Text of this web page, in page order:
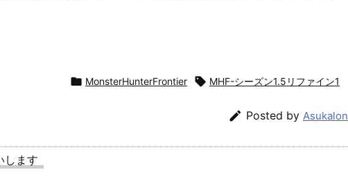
 MonsterHunterFrontier  MHF-シーズン1.5リファイン1
 Posted by Asukalon
します